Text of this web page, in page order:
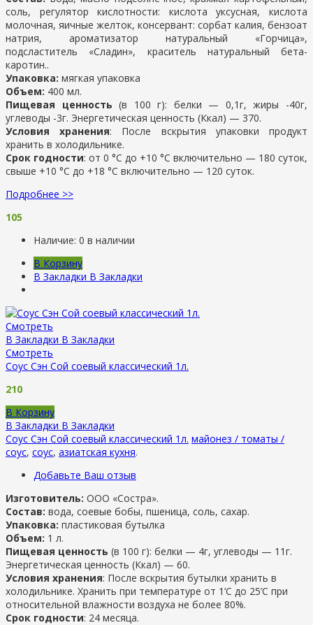
соль, регулятор кислотности: кислота уксусная, кислота
молочная, яичные желток, консервант: сорбат калия, бензоат
натрия, ароматизатор натуральный «Горчица»,
подсластитель «Сладин», краситель натуральный бета-
каротин..
Упаковка: мягкая упаковка
Объем: 400 мл.
Пищевая ценность (в 100 г): белки — 0,1г, жиры -40г,
углеводы -3г. Энергетическая ценность (Ккал) — 370.
Условия хранения: После вскрытия упаковки продукт
хранить в холодильнике.
Срок годности: от 0 °С до +10 °С включительно — 180 суток,
свыше +10 °С до +18 °С включительно — 120 суток.
Подробнее >>
105
Наличие: 0 в наличии
В Корзину
В Закладки В Закладки
Смотреть
В Закладки В Закладки
Смотреть
Соус Сэн Сой соевый классический 1л.
210
В Корзину
В Закладки В Закладки
Соус Сэн Сой соевый классический 1л. майонез / томаты /
соус, соус, азиатская кухня.
Добавьте Ваш отзыв
Изготовитель: ООО «Состра».
Состав: вода, соевые бобы, пшеница, соль, сахар.
Упаковка: пластиковая бутылка
Объем: 1 л.
Пищевая ценность (в 100 г): белки — 4г, углеводы — 11г.
Энергетическая ценность (Ккал) — 60.
Условия хранения: После вскрытия бутылки хранить в
холодильнике. Хранить при температуре от 1’C до 25’C при
относительной влажности воздуха не более 80%.
Срок годности: 24 месяца.